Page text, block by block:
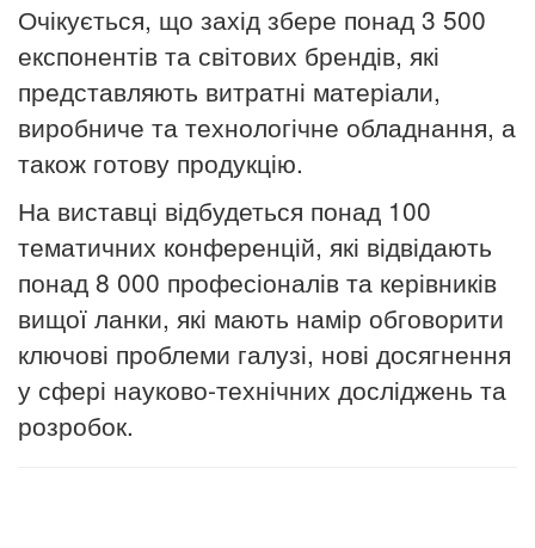
Очікується, що захід збере понад 3 500
експонентів та світових брендів, які
представляють витратні матеріали,
виробниче та технологічне обладнання, а
також готову продукцію.
На виставці відбудеться понад 100
тематичних конференцій, які відвідають
понад 8 000 професіоналів та керівників
вищої ланки, які мають намір обговорити
ключові проблеми галузі, нові досягнення
у сфері науково-технічних досліджень та
розробок.